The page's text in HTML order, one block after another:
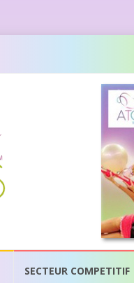
SECTEUR COMPETITIF